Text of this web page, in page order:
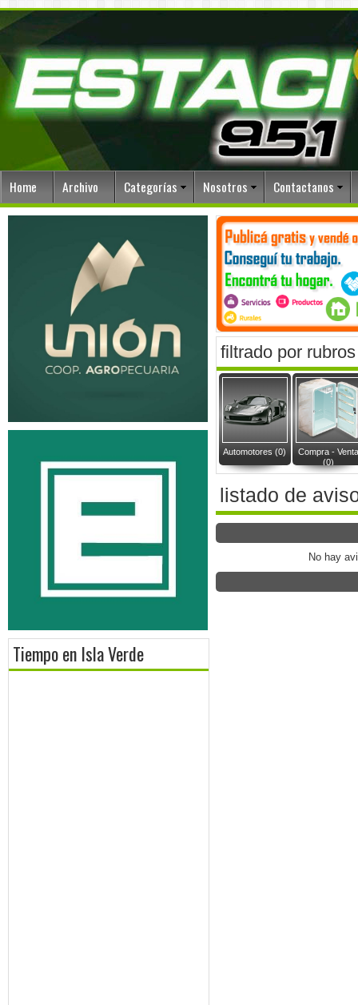
Home Archivo Categorías Nosotros Contactanos
Tiempo en Isla Verde
filtrado por rubros
Automotores (0)
Compra - Venta
(0)
listado de
No hay